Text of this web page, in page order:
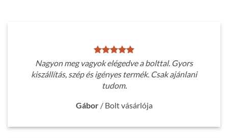
Nagyon meg vagyok elégedve a bolttal. Gyors
kiszállítás, szép és igényes termék. Csak ajánlani
tudom.
Gábor / Bolt vásárlója